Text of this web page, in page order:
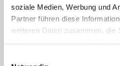
soziale Medien, Werbung und
Partner führen diese
weiteren Daten zusammen, die
haben oder die sie im Rahmen
Konsiliarfachärzte: